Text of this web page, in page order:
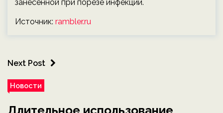
занесенной при порезе инфекции.
Источник: rambler.ru
Next Post
Новости